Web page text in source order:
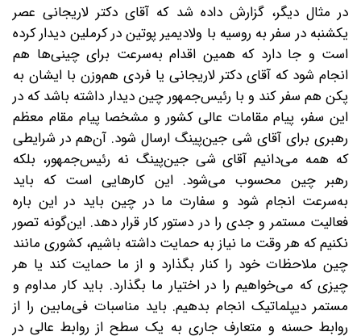
در مثال دیگر، گزارش داده شد که آقای دکتر لاریجانی عصر
یکشنبه در سفر به روسیه با ولادیمیر پوتین در کرملین دیدار کرده
است و جا دارد که همین اقدام به‌سرعت برای چینی‌ها هم
انجام شود که آقای دکتر لاریجانی یا فردی هم‌وزن با ایشان به
پکن هم سفر کند و با رئیس‌جمهور چین دیدار داشته باشد که در
این سفر، پیام مقامات عالی کشور و مشخصا پیام مقام معظم
رهبری برای آقای شی جین‌پینگ ارسال شود. آن‌هم در شرایطی
که همه می‌دانیم آقای شی جین‌پینگ نه رئیس‌جمهور، بلکه
رهبر چین محسوب می‌شود. این کارهایی است که باید
به‌سرعت انجام شود و سفارت ما در چین باید در این باره
فعالیت مستمر و جدی را در دستور کار قرار دهد. این‌گونه تصور
نکنیم که هر وقت ما نیاز به حمایت داشته باشیم، کشوری مانند
چین ملاحظات خود را کنار بگذارد و از ما حمایت کند یا هر
چیزی که می‌خواهیم را در اختیار ما بگذارد. باید کار مداوم و
مستمر دیپلماتیک انجام بدهیم. باید مناسبات فی‌مابین را از
روابط حسنه و متعارف جاری به یک سطح از روابط عالی در